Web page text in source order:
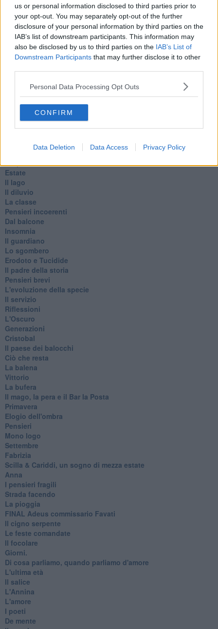
us or personal information disclosed to third parties prior to
your opt-out. You may separately opt-out of the further
disclosure of your personal information by third parties on the
IAB’s list of downstream participants. This information may
also be disclosed by us to third parties on the IAB’s List of
Downstream Participants that may further disclose it to other
Personal Data Processing Opt Outs
CONFIRM
Data Deletion Data Access Privacy Policy
Belle lettere
25 Aprile
Todo el bien, todo el mal
Silenzio
Le parole
​L’Australiana
Moro
Passanti
Continuando, la nonna e il carretto
Metaverso smart
Confessioni autoreferenziali
Utopie
Estate
Il lago
Il diluvio
La classe
Pensieri incoerenti
Dal balcone
Insomnia
Il guardiano
Lo sgombero
Erodoto e Tucidide
Il padre della storia
Pensieri brevi
L'evoluzione della specie
Il servizio
Riflessioni
L'Oscuro
Generazioni
Cristobal
Il paese dei balocchi
Ciò che resta
La balena
Vittorio
La bufera
Il mago, la pera e il Bar la Posta
Primavera
Elogio dell'ombra
Pensieri
Mono logo
Settembre
Fabrizia
​Scilla & Cariddi, un sogno di mezza estate
Anna
I pensieri fragili
Strada facendo
La pioggia
FINAL Adeus commissario Favati
Il cigno serpente
Le feste comandate
Il focolare
Giorni.
Di cosa parliamo, quando parliamo d'amore
L'ultima età
Il salice
L'Annina
L'amore
I poeti
De mente